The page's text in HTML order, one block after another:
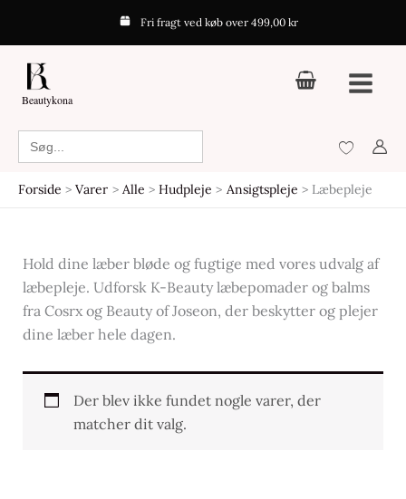
indholdet
Fri fragt ved køb over 499,00 kr
Beautykona
Search
for:
Forside Varer Alle Hudpleje Ansigtspleje Læbepleje
Hold dine læber bløde og fugtige med vores udvalg af
læbepleje. Udforsk K-Beauty læbepomader og balms
fra Cosrx og Beauty of Joseon, der beskytter og plejer
dine læber hele dagen.
Der blev ikke fundet nogle varer, der
matcher dit valg.